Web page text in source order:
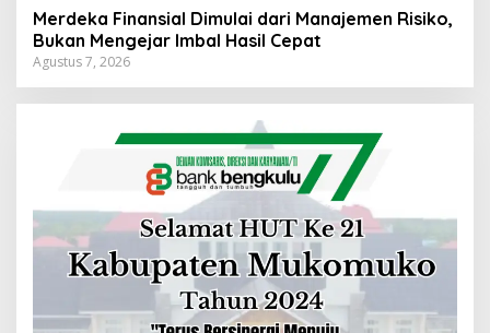
Merdeka Finansial Dimulai dari Manajemen Risiko,
Bukan Mengejar Imbal Hasil Cepat
Agustus 7, 2026